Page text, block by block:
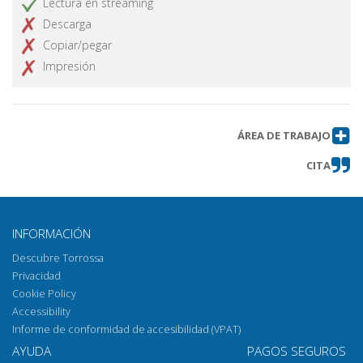
Descarga
Copiar/pegar
Impresión
ÁREA DE TRABAJO
CITA
INFORMACIÓN
Descubre Torrossa
Privacidad
Cookie Policy
Accessibility
Informe de conformidad de accesibilidad (VPAT)
AYUDA PAGOS SEGUROS